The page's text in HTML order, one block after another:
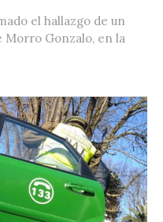
el hallazgo de un
Gonzalo, en la